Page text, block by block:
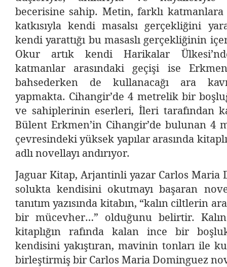
becerisine sahip. Metin, farklı katmanlara
katkısıyla kendi masalsı gerçekliğini
kendi yarattığı bu masaslı gerçekliğinin
Okur artık kendi Harikalar
katmanlar arasındaki geçişi ise
bahsederken de kullanacağı ara
yapmakta. Cihangir’de 4 metrelik bir
ve sahiplerinin eserleri, İleri tarafından
Bülent Erkmen’in Cihangir’de bulunan 4
çevresindeki yüksek yapılar arasında
adlı novellayı andırıyor.
Jaguar Kitap, Arjantinli yazar Carlos Maria
solukta kendisini okutmayı başaran
tanıtım yazısında kitabın, “kalın ciltlerin
bir mücevher…” olduğunu belirtir.
kitaplığın rafında kalan ince bir
kendisini yakıştıran, mavinin tonları ile
birleştirmiş bir Carlos Maria Dominguez